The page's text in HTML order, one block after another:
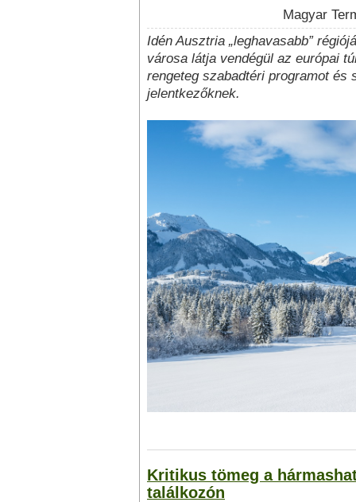
Magyar
Idén Ausztria „leghavasabb”
városa látja vendégül az európai
rengeteg szabadtéri programot
jelentkezőknek.
Kritikus tömeg a
találkozón